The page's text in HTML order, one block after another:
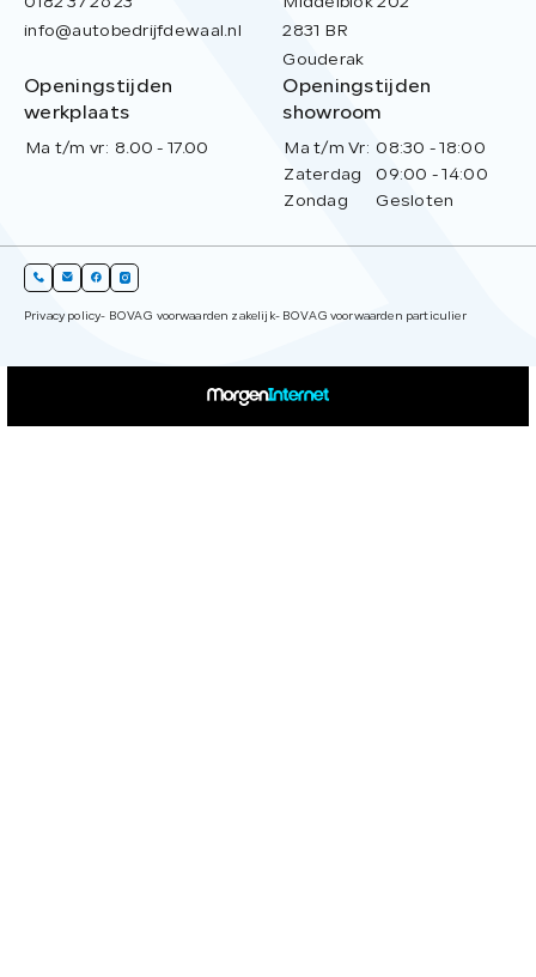
info@autobedrijfdewaal.nl
2831 BR
Gouderak
Openingstijden
werkplaats
Ma t/m vr: 8.00 - 17.00
Openingstijden
showroom
Ma t/m Vr: 08:30 - 18:00
Zaterdag
09:00 - 14:00
Zondag
Gesloten
Privacy policy- BOVAG voorwaarden zakelijk- BOVAG voorwaarden particulier